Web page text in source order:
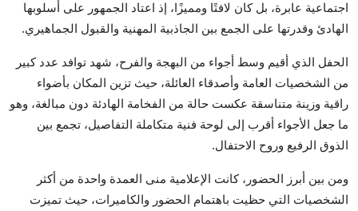
اجتماعية عابرة، بل كان لافتًا ومميزًا، إذ اعتاد الجمهور على أسلوبها
الهادئ وقدرتها على الجمع بين الجاذبية المهنية والقبول الجماهيري.
الحفل الذي أقيم وسط أجواء من البهجة والفرح، شهد توافد عدد كبير
من الشخصيات العامة وأصدقاء العائلة، حيث تزين المكان بأضواء
راقية وزينة متناسقة عكست حالة من الفخامة الهادئة دون مبالغة، وهو
ما جعل الأجواء أقرب إلى لوحة فنية متكاملة التفاصيل، تجمع بين
الذوق الرفيع وروح الاحتفال.
ومن بين أبرز الحضور، كانت الإعلامية منى العمدة واحدة من أكثر
الشخصيات التي حظيت باهتمام الحضور والكاميرات، حيث تميزت